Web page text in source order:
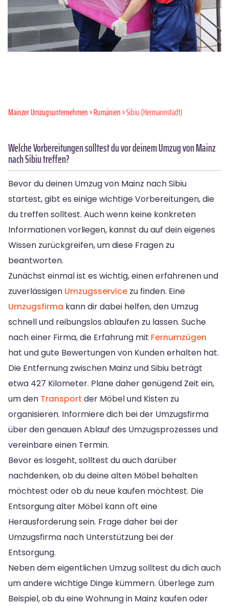
Mainzer Umzugsunternehmen»Rumänien» Sibiu (Hermannstadt)
Welche Vorbereitungen solltest du vor deinem Umzug von Mainz
nach Sibiu treffen?
Bevor du deinen Umzug von Mainz nach Sibiu
startest, gibt es einige wichtige Vorbereitungen, die
du treffen solltest. Auch wenn keine konkreten
Informationen vorliegen, kannst du auf dein eigenes
Wissen zurückgreifen, um diese Fragen zu
beantworten.
Zunächst einmal ist es wichtig, einen erfahrenen und
zuverlässigen Umzugsservice zu finden. Eine
Umzugsfirma kann dir dabei helfen, den Umzug
schnell und reibungslos ablaufen zu lassen. Suche
nach einer Firma, die Erfahrung mit Fernumzügen
hat und gute Bewertungen von Kunden erhalten hat.
Die Entfernung zwischen Mainz und Sibiu beträgt
etwa 427 Kilometer. Plane daher genügend Zeit ein,
um den Transport der Möbel und Kisten zu
organisieren. Informiere dich bei der Umzugsfirma
über den genauen Ablauf des Umzugsprozesses und
vereinbare einen Termin.
Bevor es losgeht, solltest du auch darüber
nachdenken, ob du deine alten Möbel behalten
möchtest oder ob du neue kaufen möchtest. Die
Entsorgung alter Möbel kann oft eine
Herausforderung sein. Frage daher bei der
Umzugsfirma nach Unterstützung bei der
Entsorgung.
Neben dem eigentlichen Umzug solltest du dich auch
um andere wichtige Dinge kümmern. Überlege zum
Beispiel, ob du eine Wohnung in Mainz kaufen oder